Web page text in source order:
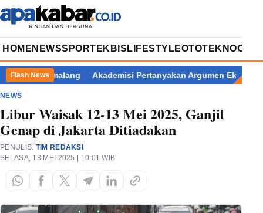
HOME NEWSSPORT EKBIS LIFESTYLEOTOTEKNOOPINI
Flash News
Pemalang Akademisi Pertanyakan Argumen Eks
NEWS
Libur Waisak 12-13 Mei 2025, Ganjil
Genap di Jakarta Ditiadakan
PENULIS: TIM REDAKSI
SELASA, 13 MEI 2025 | 10:01 WIB